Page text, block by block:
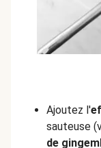
Ajoutez l'
sauteuse
de